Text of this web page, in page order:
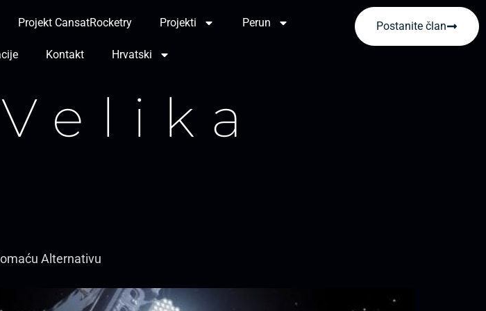
Projekt CansatRocketry Projekti Perun
Kontakt Hrvatski
Postanite član
Velika
Alternativu